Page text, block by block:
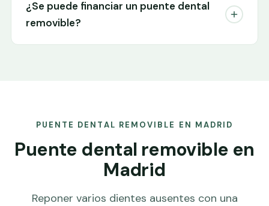
¿Se puede financiar un puente dental
removible?
PUENTE DENTAL REMOVIBLE EN MADRID
Puente dental removible en
Madrid
Reponer varios dientes ausentes con una